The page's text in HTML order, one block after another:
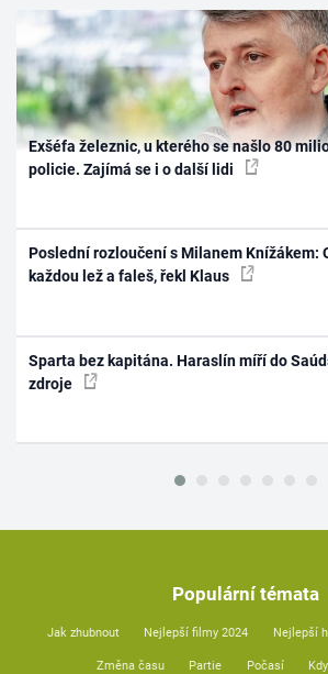
Exšéfa železnic, u kterého se našlo 80
policie. Zajímá se i o další lidi
Poslední rozloučení s Milanem Knížákem:
každou lež a faleš, řekl Klaus
Sparta bez kapitána. Haraslín míří do
zdroje
Populární témata
Jak zhubnout Nejlepší filmy 2024 Nejlepší
Změna času Partie Počasí